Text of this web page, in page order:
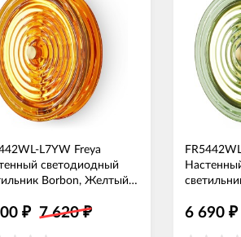
L7YW Freya
светодиодный
Borbon, Желтый,
₽ 7 620₽ 6 690 ₽